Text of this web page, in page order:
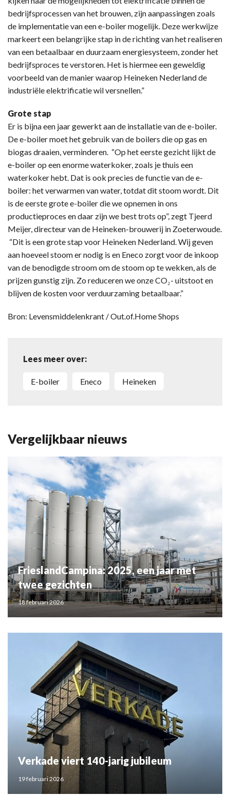
bedrijfsprocessen van het brouwen, zijn aanpassingen zoals
de implementatie van een e-boiler mogelijk. Deze werkwijze
markeert een belangrijke stap in de richting van het realiseren
van een betaalbaar en duurzaam energiesysteem, zonder het
bedrijfsproces te verstoren. Het is hiermee een geweldig
voorbeeld van de manier waarop Heineken Nederland de
industriële elektrificatie wil versnellen.”
Grote stap
Er is bijna een jaar gewerkt aan de installatie van de e-boiler.
De e-boiler moet het gebruik van de boilers die op gas en
biogas draaien, verminderen. “Op het eerste gezicht lijkt de
e-boiler op een enorme waterkoker, zoals je thuis een
waterkoker hebt. Dat is ook precies de functie van de e-
boiler: het verwarmen van water, totdat dit stoom wordt. Dit
is de eerste grote e-boiler die we opnemen in ons
productieproces en daar zijn we best trots op”, zegt Tjeerd
Meijer, directeur van de Heineken-brouwerij in Zoeterwoude.
“Dit is een grote stap voor Heineken Nederland. Wij geven
aan hoeveel stoom er nodig is en Eneco zorgt voor de inkoop
van de benodigde stroom om de stoom op te wekken, als de
prijzen gunstig zijn. Zo reduceren we onze CO₂- uitstoot en
blijven de kosten voor verduurzaming betaalbaar.”
Bron: Levensmiddelenkrant / Out.of.Home Shops
Lees meer over:
e-boiler Eneco Heineken
Vergelijkbaar nieuws
FrieslandCampina: 2025, een jaar met
twee gezichten
18 februari 2026
Verkade viert 140-jarig jubileum
19 februari 2026